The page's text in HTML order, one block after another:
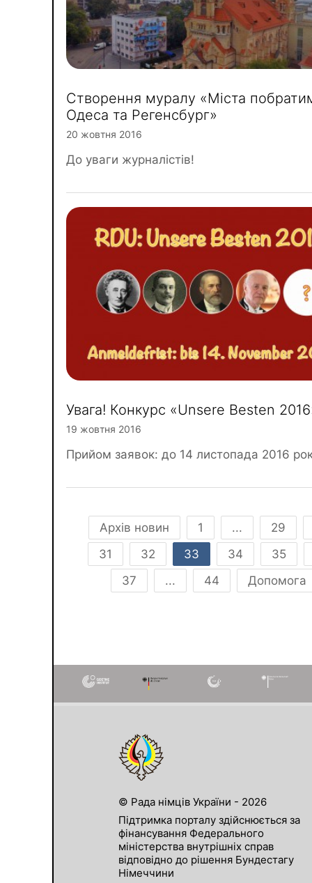
Створення муралу «Міста
Одеса та Регенсбург»
20 жовтня 2016
До уваги журналістів!
Увага! Конкурс «Unsere Besten
19 жовтня 2016
Прийом заявок: до 14 листопада 2016
Архів новин 1 ...
29
31
32 33 34
35
37
... 44 Допомога
© Рада німців України - 2026
Підтримка порталу здійснюється за
фінансування Федерального
міністерства внутрішніх справ
відповідно до рішення Бундестагу
Німеччини